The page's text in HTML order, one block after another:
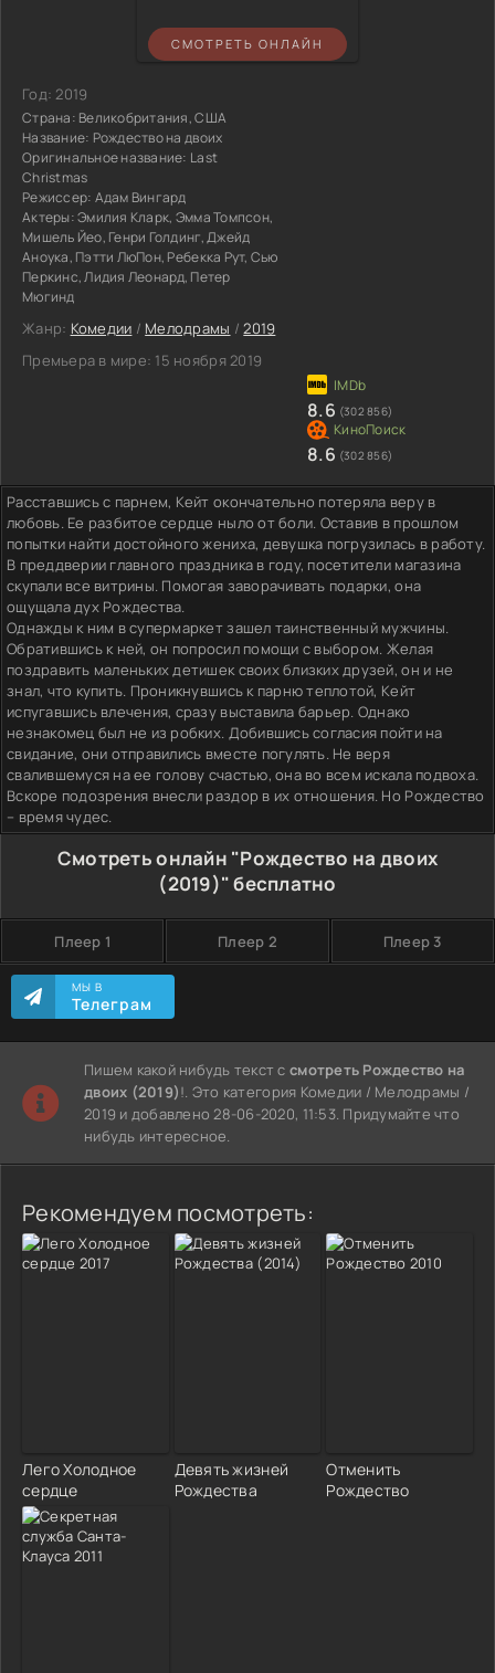
СМОТРЕТЬ ОНЛАЙН
Год:2019
Страна: Великобритания, США
Название: Рождество на двоих
Оригинальное название: Last
Christmas
Режиссер: Адам Вингард
Актеры:Эмилия Кларк, Эмма Томпсон,
Мишель Йео, Генри Голдинг, Джейд
Аноука, Пэтти ЛюПон, Ребекка Рут, Сью
Перкинс, Лидия Леонард, Петер
Мюгинд
Жанр: Комедии / Мелодрамы /2019
Премьера в мире: 15 ноября 2019
8.6 (302 856)
8.6 (302 856)
Расставшись с парнем, Кейт окончательно потеряла веру в
любовь. Ее разбитое сердце ныло от боли. Оставив в прошлом
попытки найти достойного жениха, девушка погрузилась в работу.
В преддверии главного праздника в году, посетители магазина
скупали все витрины. Помогая заворачивать подарки, она
ощущала дух Рождества.
Однажды к ним в супермаркет зашел таинственный мужчины.
Обратившись к ней, он попросил помощи с выбором. Желая
поздравить маленьких детишек своих близких друзей, он и не
знал, что купить. Проникнувшись к парню теплотой, Кейт
испугавшись влечения, сразу выставила барьер. Однако
незнакомец был не из робких. Добившись согласия пойти на
свидание, они отправились вместе погулять. Не веря
свалившемуся на ее голову счастью, она во всем искала подвоха.
Вскоре подозрения внесли раздор в их отношения. Но Рождество
– время чудес.
Смотреть онлайн "Рождество на двоих
(2019)" бесплатно
Плеер 1 Плеер 2 Плеер 3
МЫ В
Телеграм
Пишем какой нибудь текст ссмотреть Рождество на
двоих (2019)!. Это категория Комедии / Мелодрамы /
2019 и добавлено 28-06-2020, 11:53. Придумайте что
нибудь интересное.
Рекомендуем посмотреть:
Лего Холодное
сердце
Девять жизней
Рождества
Отменить
Рождество